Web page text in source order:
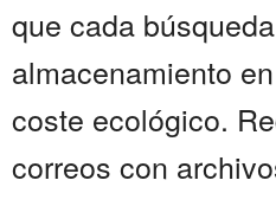
que cada
almacenamiento
coste ecológico.
correos con